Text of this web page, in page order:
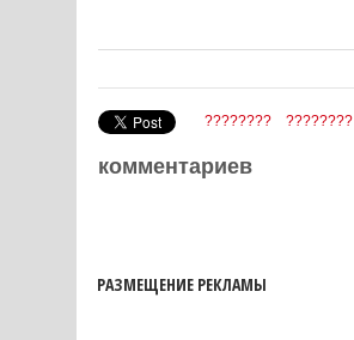
???????? ????????
комментариев
РАЗМЕЩЕНИЕ РЕКЛАМЫ